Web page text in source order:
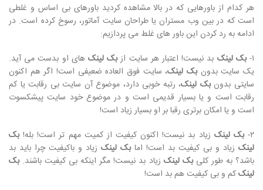
هر کدام از باورهایی که در بالا مشاهده کردید باورهای بی اساس و غلطی
است که در بین وب مستران یا طراحان سایت آماتور، رسوخ کرده است. در
ادامه به رد کردن این باور های غلط می پردازیم:
۱- بک لینک بد نیست! اعتبار هر سایت ازبک لینک های او بدست می آید.
یک سایت بدونبک لینک، سایت فوق العاده ضعیفی است! اگر هم اکنون
سایتی بدونبک لینک، رتبه خوبی دارد، موضوع آن سایت بی رقابت یا کم
رقابت است و یا بسیار قدیمی است و در موضوع خود سایت پیشکسوت
است و یا امکان برتری رقبا بر او بسیار زیاد است!
۲- بک لینک زیاد بد نیست! اکنون کیفیت از کمیت مهم تر است! بله!بک
لینک زیاد و بی کیفیت بد است! امابک لینک زیاد و باکیفیت چرا باید بد
باشد؟ به طور کلیبک لینک زیاد بد نیست! مگر اینکه بی کیفیت باشند.بک
لینککم و بی کیفیت هم بد است!